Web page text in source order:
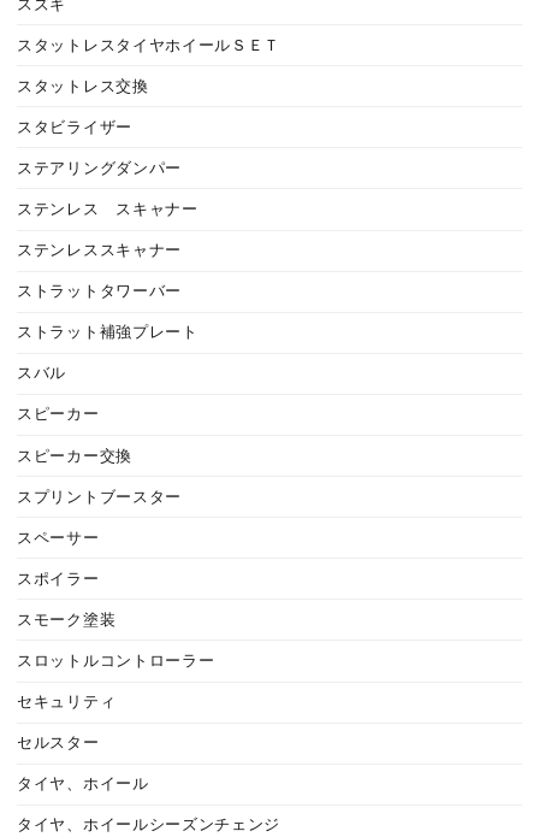
スズキ
スタットレスタイヤホイールＳＥＴ
スタットレス交換
スタビライザー
ステアリングダンパー
ステンレス スキャナー
ステンレススキャナー
ストラットタワーバー
ストラット補強プレート
スバル
スピーカー
スピーカー交換
スプリントブースター
スペーサー
スポイラー
スモーク塗装
スロットルコントローラー
セキュリティ
セルスター
タイヤ、ホイール
タイヤ、ホイールシーズンチェンジ